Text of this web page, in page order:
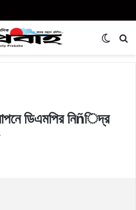
ডিএমপির নিñিদ্র